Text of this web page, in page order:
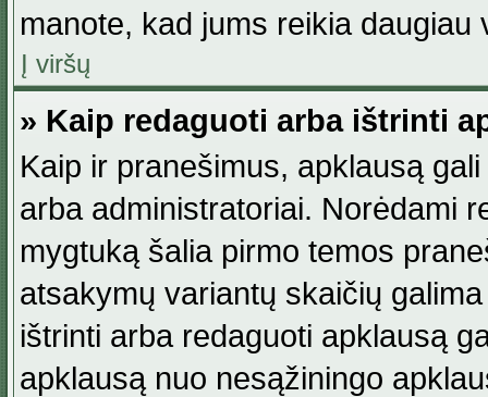
manote, kad jums reikia daugiau
Į viršų
» Kaip redaguoti arba ištrinti
Kaip ir pranešimus, apklausą
arba administratoriai. Norėdami
mygtuką šalia pirmo temos
atsakymų variantų skaičių
ištrinti arba redaguoti apklausą
apklausą nuo nesąžiningo